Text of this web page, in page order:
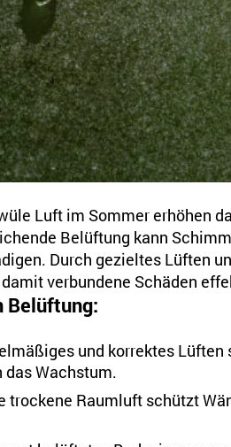
Luft im Sommer erhöhen
Belüftung kann
Durch gezieltes Lüften
verbundene Schäden
Belüftung:
und korrektes
Wachstum.
trockene Raumluft schützt